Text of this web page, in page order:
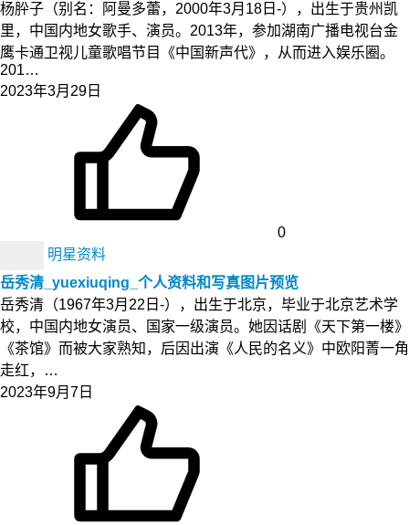
杨肸子（别名：阿曼多蕾，2000年3月18日-），出生于贵州凯
里，中国内地女歌手、演员。2013年，参加湖南广播电视台金
鹰卡通卫视儿童歌唱节目《中国新声代》，从而进入娱乐圈。
201…
2023年3月29日
0
明星资料
岳秀清_yuexiuqing_个人资料和写真图片预览
岳秀清（1967年3月22日-），出生于北京，毕业于北京艺术学
校，中国内地女演员、国家一级演员。她因话剧《天下第一楼》
《茶馆》而被大家熟知，后因出演《人民的名义》中欧阳菁一角
走红，…
2023年9月7日